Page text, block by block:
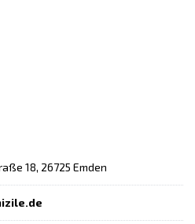
18, 26725 Emden